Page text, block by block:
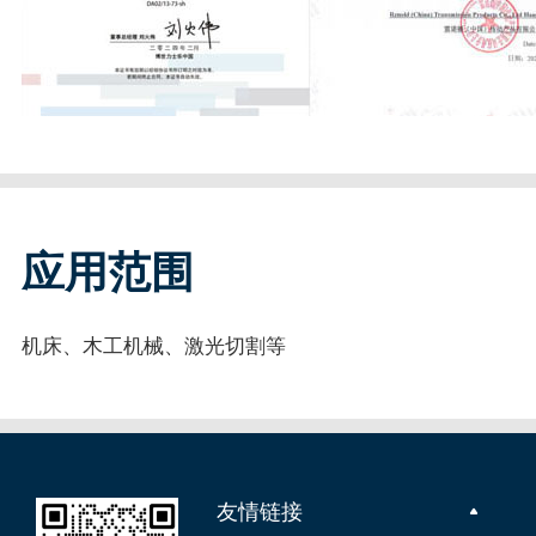
应用范围
机床、木工机械、激光切割等
友情链接